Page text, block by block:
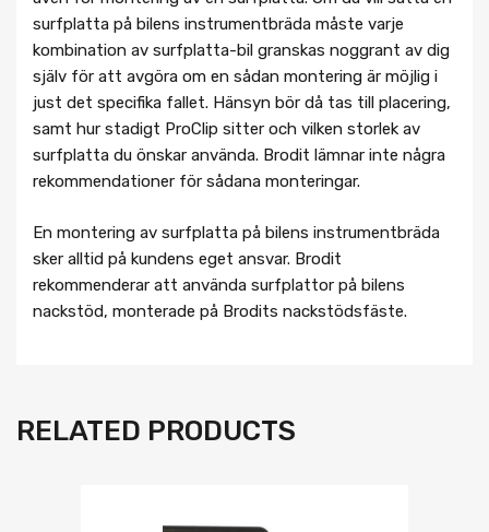
surfplatta på bilens instrumentbräda måste varje
kombination av surfplatta-bil granskas noggrant av dig
själv för att avgöra om en sådan montering är möjlig i
just det specifika fallet. Hänsyn bör då tas till placering,
samt hur stadigt ProClip sitter och vilken storlek av
surfplatta du önskar använda. Brodit lämnar inte några
rekommendationer för sådana monteringar.
En montering av surfplatta på bilens instrumentbräda
sker alltid på kundens eget ansvar. Brodit
rekommenderar att använda surfplattor på bilens
nackstöd, monterade på Brodits nackstödsfäste.
RELATED PRODUCTS